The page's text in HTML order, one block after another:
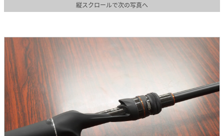
縦スクロールで次の写真へ